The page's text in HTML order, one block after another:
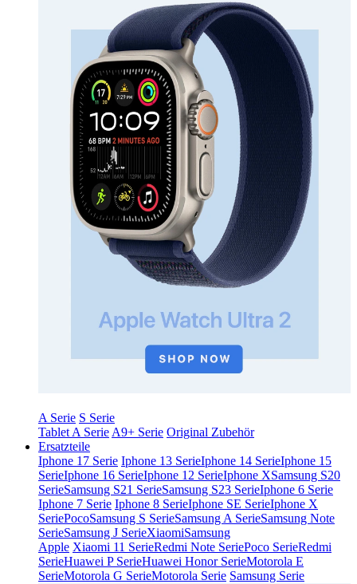
A Serie S Serie
Tablet A Serie A9+ Serie Original Zubehör
Ersatzteile
Iphone 17 Serie Iphone 13 SerieIphone 14 SerieIphone 15
SerieIphone 16 SerieIphone 12 SerieIphone XSamsung S20
SerieSamsung S21 SerieSamsung S23 SerieIphone 6 Serie
Iphone 7 Serie Iphone 8 SerieIphone SE SerieIphone X
SeriePocoSamsung S SerieSamsung A SerieSamsung Note
SerieSamsung J SerieXiaomiSamsung
Apple Xiaomi 11 SerieRedmi Note SeriePoco SerieRedmi
SerieHuawei P SerieHuawei Honor SerieMotorola E
SerieMotorola G SerieMotorola Serie Samsung Serie